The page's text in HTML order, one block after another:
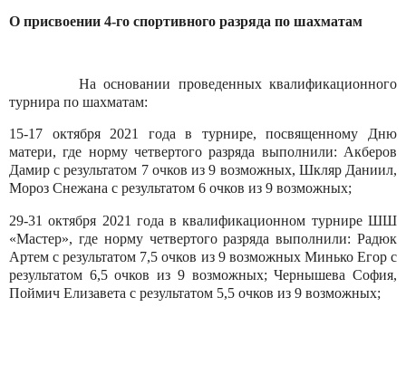
О присвоении 4-го спортивного разряда по шахматам
На основании проведенных квалификационного
турнира по шахматам:
15-17 октября 2021 года в турнире, посвященному Дню
матери, где норму четвертого разряда выполнили: Акберов
Дамир с результатом 7 очков из 9 возможных, Шкляр Даниил,
Мороз Снежана с результатом 6 очков из 9 возможных;
29-31 октября 2021 года в квалификационном турнире ШШ
«Мастер», где норму четвертого разряда выполнили: Радюк
Артем с результатом 7,5 очков из 9 возможных Минько Егор с
результатом 6,5 очков из 9 возможных; Чернышева София,
Поймич Елизавета с результатом 5,5 очков из 9 возможных;